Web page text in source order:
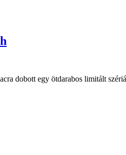
dobott egy ötdarabos limitált